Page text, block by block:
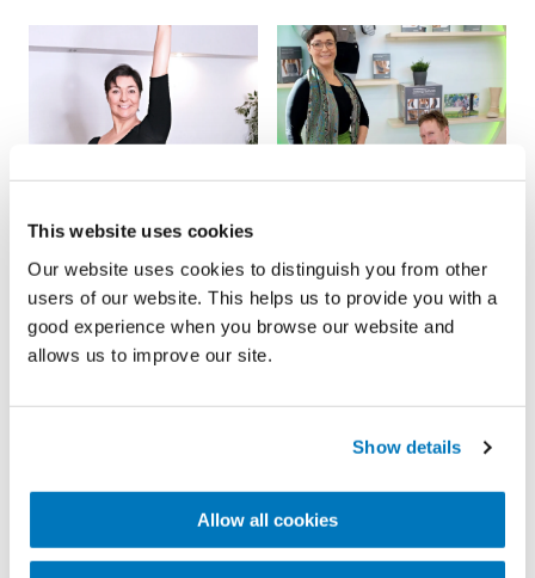
This website uses cookies
Our website uses cookies to distinguish you from other
users of our website. This helps us to provide you with a
good experience when you browse our website and
allows us to improve our site.
Show details
Allow all cookies
das Gelenk zu stabilisieren und mehr Sicherheit zu